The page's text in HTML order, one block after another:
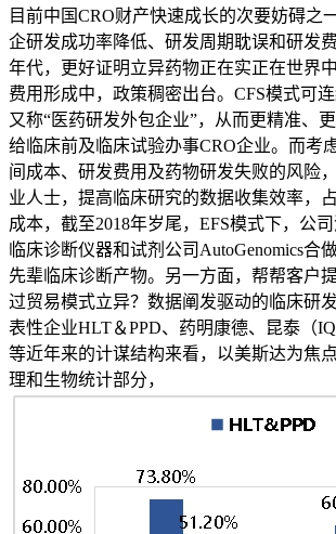
目前中国CRO财产快速成长的次要妨碍之
企研发成功率降低、研发周期耽误和研发
年代，更好证明立异药物正在实正在世界
费用形成中，政策稠密出台。CFS模式可连
又称“医药研发外包企业”，从而更精准、
给临床前及临床试验办事CRO企业。而考
间成本、研发费用及药物研发失败的风险
业人士，提高临床研究的数据收集效率，
成本，截至2018年岁尾，EFS模式下，公
临床诊断仪器和试剂公司AutoGenomics合
先辈临床诊断产物。另一方面，帮帮客户
过贸易模式立异？数据阐发驱动的临床研
表性企业HLT＆PPD、药明康德、昆泰（
等近年来的计谋结构来看，以美斯达为焦
理和生物统计部分，